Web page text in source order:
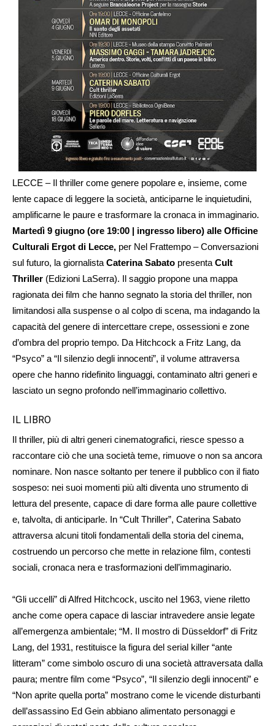
LECCE – Il thriller come genere popolare e, insieme, come
lente capace di leggere la società, anticiparne le inquietudini,
amplificarne le paure e trasformare la cronaca in immaginario.
Martedì 9 giugno (ore 19:00 | ingresso libero) alle Officine
Culturali Ergot di Lecce, per Nel Frattempo – Conversazioni
sul futuro, la giornalista Caterina Sabato presenta Cult
Thriller (Edizioni LaSerra). Il saggio propone una mappa
ragionata dei film che hanno segnato la storia del thriller, non
limitandosi alla suspense o al colpo di scena, ma indagando la
capacità del genere di intercettare crepe, ossessioni e zone
d’ombra del proprio tempo. Da Hitchcock a Fritz Lang, da
“Psyco” a “Il silenzio degli innocenti”, il volume attraversa
opere che hanno ridefinito linguaggi, contaminato altri generi e
lasciato un segno profondo nell’immaginario collettivo.
IL LIBRO
Il thriller, più di altri generi cinematografici, riesce spesso a
raccontare ciò che una società teme, rimuove o non sa ancora
nominare. Non nasce soltanto per tenere il pubblico con il fiato
sospeso: nei suoi momenti più alti diventa uno strumento di
lettura del presente, capace di dare forma alle paure collettive
e, talvolta, di anticiparle. In “Cult Thriller”, Caterina Sabato
attraversa alcuni titoli fondamentali della storia del cinema,
costruendo un percorso che mette in relazione film, contesti
sociali, cronaca nera e trasformazioni dell’immaginario.
“Gli uccelli” di Alfred Hitchcock, uscito nel 1963, viene riletto
anche come opera capace di lasciar intravedere ansie legate
all’emergenza ambientale; “M. Il mostro di Düsseldorf” di Fritz
Lang, del 1931, restituisce la figura del serial killer “ante
litteram” come simbolo oscuro di una società attraversata dalla
paura; mentre film come “Psyco”, “Il silenzio degli innocenti” e
“Non aprite quella porta” mostrano come le vicende disturbanti
dell’assassino Ed Gein abbiano alimentato personaggi e